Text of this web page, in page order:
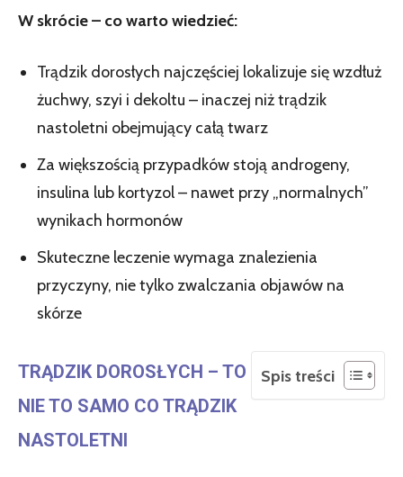
W skrócie – co warto wiedzieć:
Trądzik dorosłych najczęściej lokalizuje się wzdłuż
żuchwy, szyi i dekoltu – inaczej niż trądzik
nastoletni obejmujący całą twarz
Za większością przypadków stoją androgeny,
insulina lub kortyzol – nawet przy „normalnych”
wynikach hormonów
Skuteczne leczenie wymaga znalezienia
przyczyny, nie tylko zwalczania objawów na
skórze
Spis treści
TRĄDZIK DOROSŁYCH – TO
NIE TO SAMO CO TRĄDZIK
NASTOLETNI